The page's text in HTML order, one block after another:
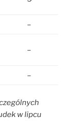
–
–
–
w lipcu